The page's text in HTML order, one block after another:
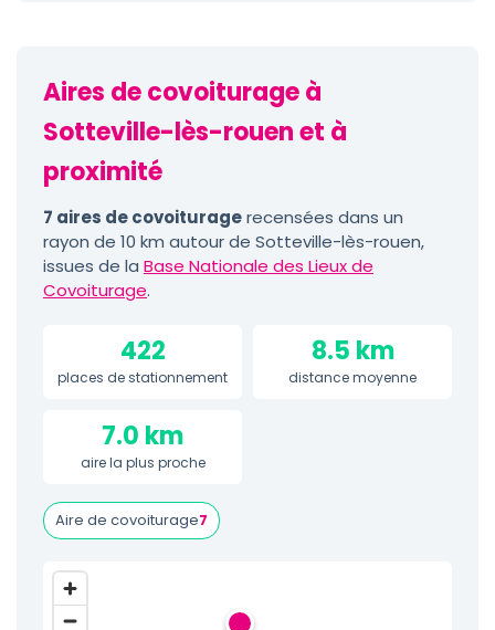
Aires de covoiturage à
Sotteville-lès-rouen et à
proximité
7 aires de covoituragerecensées dans un
rayon de 10 km autour de Sotteville-lès-rouen,
issues de la Base Nationale des Lieux de
Covoiturage.
422
places de stationnement
8.5 km
distance moyenne
7.0 km
aire la plus proche
Aire de covoiturage7